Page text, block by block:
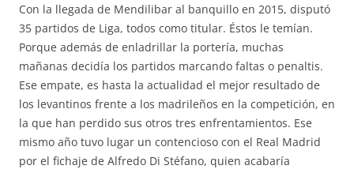
Con la llegada de Mendilibar al banquillo en 2015, disputó
35 partidos de Liga, todos como titular. Éstos le temían.
Porque además de enladrillar la portería, muchas
mañanas decidía los partidos marcando faltas o penaltis.
Ese empate, es hasta la actualidad el mejor resultado de
los levantinos frente a los madrileños en la competición, en
la que han perdido sus otros tres enfrentamientos. Ese
mismo año tuvo lugar un contencioso con el Real Madrid
por el fichaje de Alfredo Di Stéfano, quien acabaría